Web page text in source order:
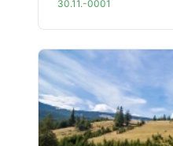
30.11.-0001